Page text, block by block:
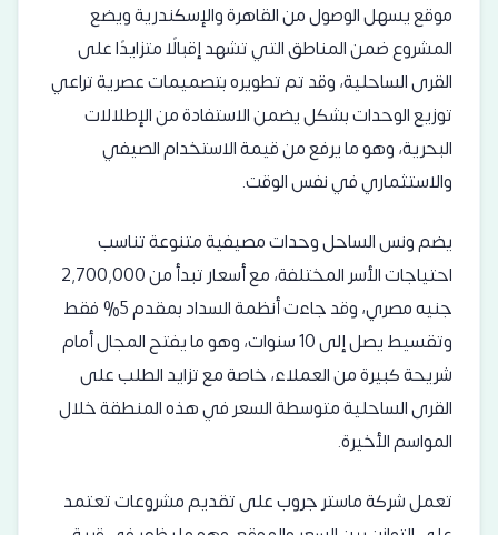
موقع يسهل الوصول من القاهرة والإسكندرية ويضع
المشروع ضمن المناطق التي تشهد إقبالًا متزايدًا على
القرى الساحلية، وقد تم تطويره بتصميمات عصرية تراعي
توزيع الوحدات بشكل يضمن الاستفادة من الإطلالات
البحرية، وهو ما يرفع من قيمة الاستخدام الصيفي
والاستثماري في نفس الوقت.
يضم ونس الساحل وحدات مصيفية متنوعة تناسب
احتياجات الأسر المختلفة، مع أسعار تبدأ من 2,700,000
جنيه مصري، وقد جاءت أنظمة السداد بمقدم 5% فقط
وتقسيط يصل إلى 10 سنوات، وهو ما يفتح المجال أمام
شريحة كبيرة من العملاء، خاصة مع تزايد الطلب على
القرى الساحلية متوسطة السعر في هذه المنطقة خلال
المواسم الأخيرة.
تعمل شركة ماستر جروب على تقديم مشروعات تعتمد